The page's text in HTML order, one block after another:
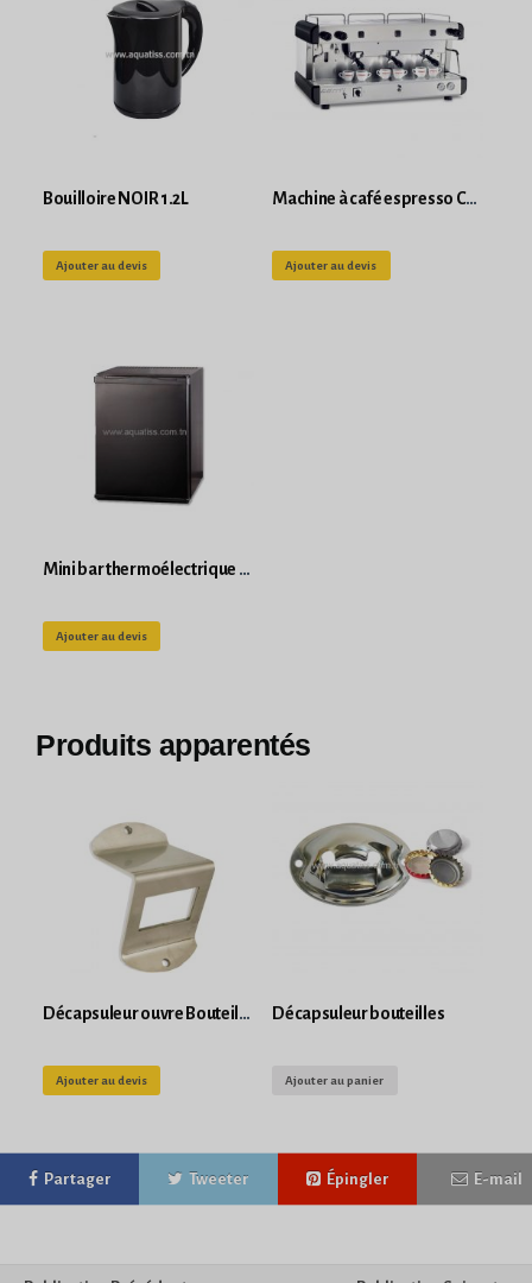
Bouilloire NOIR 1.2L
Ajouter au devis
Machine à café espresso CONTI CC100SA Semi automatique 03 groupes
Ajouter au devis
Mini bar thermoélectrique 42L Noir
Ajouter au devis
Produits apparentés
Décapsuleur ouvre Bouteille mural
Ajouter au devis
Décapsuleur bouteilles
Ajouter au panier
Partager Tweeter Épingler E-mail